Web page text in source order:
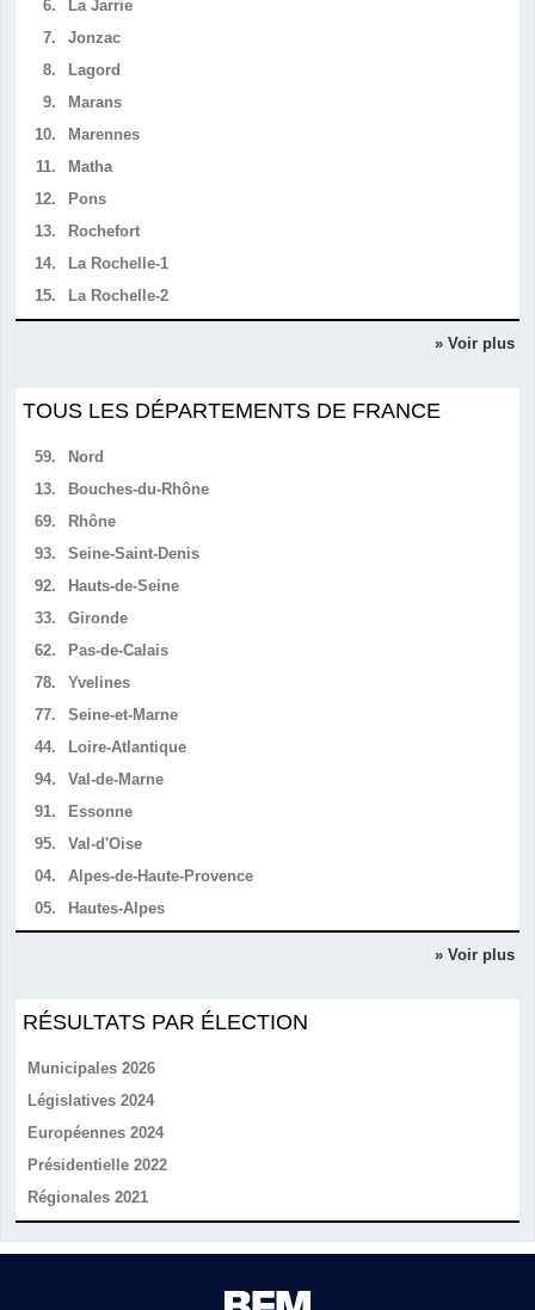
6.
La Jarrie
7.
Jonzac
8.
Lagord
9.
Marans
10.
Marennes
11.
Matha
12.
Pons
13.
Rochefort
14.
La Rochelle-1
15.
La Rochelle-2
» Voir plus
TOUS LES DÉPARTEMENTS DE FRANCE
59.
Nord
13.
Bouches-du-Rhône
69.
Rhône
93.
Seine-Saint-Denis
92.
Hauts-de-Seine
33.
Gironde
62.
Pas-de-Calais
78.
Yvelines
77.
Seine-et-Marne
44.
Loire-Atlantique
94.
Val-de-Marne
91.
Essonne
95.
Val-d'Oise
04.
Alpes-de-Haute-Provence
05.
Hautes-Alpes
» Voir plus
RÉSULTATS PAR ÉLECTION
Municipales 2026
Législatives 2024
Européennes 2024
Présidentielle 2022
Régionales 2021